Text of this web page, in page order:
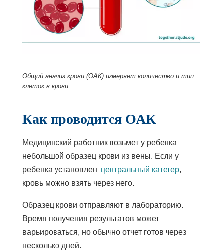
Общий анализ крови (ОАК) измеряет количество и тип
клеток в крови.
Как проводится ОАК
Медицинский работник возьмет у ребенка
небольшой образец крови из вены. Если у
ребенка установлен центральный катетер,
кровь можно взять через него.
Образец крови отправляют в лабораторию.
Время получения результатов может
варьироваться, но обычно отчет готов через
несколько дней.